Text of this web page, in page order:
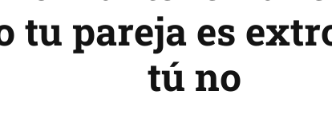
tu pareja es
tú no